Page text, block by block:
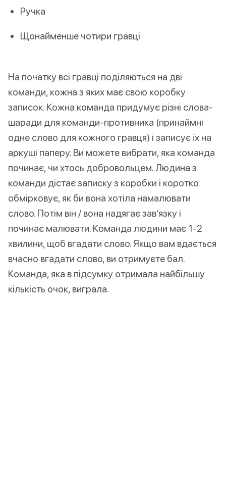
Ручка
Щонайменше чотири гравці
На початку всі гравці поділяються на дві
команди, кожна з яких має свою коробку
записок. Кожна команда придумує різні слова-
шаради для команди-противника (принаймні
одне слово для кожного гравця) і записує їх на
аркуші паперу. Ви можете вибрати, яка команда
починає, чи хтось добровольцем. Людина з
команди дістає записку з коробки і коротко
обмірковує, як би вона хотіла намалювати
слово. Потім він / вона надягає зав’язку і
починає малювати. Команда людини має 1-2
хвилини, щоб вгадати слово. Якщо вам вдається
вчасно вгадати слово, ви отримуєте бал.
Команда, яка в підсумку отримала найбільшу
кількість очок, виграла.